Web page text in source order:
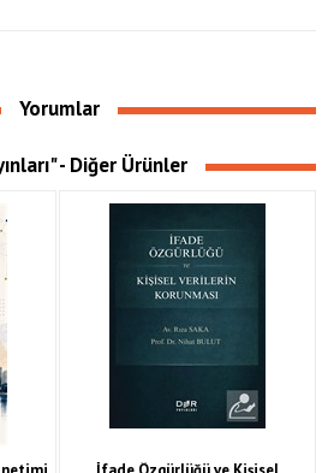
Yorumlar
- Diğer Ürünler